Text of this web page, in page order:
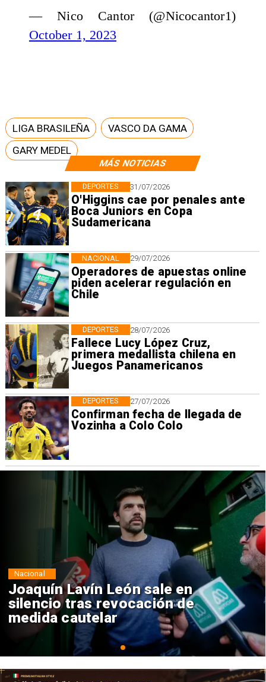
MÁS NOTICIAS
31/07/2026
O'Higgins cae por penales ante
Boca Juniors en Copa
Sudamericana
DEPORTES
29/07/2026
Operadores de apuestas online
piden acelerar regulación en
Chile
NACIONAL
28/07/2026
Fallece Lucy López Cruz,
primera medallista chilena en
Juegos Panamericanos
DEPORTES
27/07/2026
Confirman fecha de llegada de
Vozinha a Colo Colo
DEPORTES
— Nico Cantor (@Nicocantor1)
October 1, 2023
LIGA BRASILEÑA
VASCO DA GAMA
GARY MEDEL
Chile y Venezuela formalizan
reinicio de relaciones
consulares
Nacional